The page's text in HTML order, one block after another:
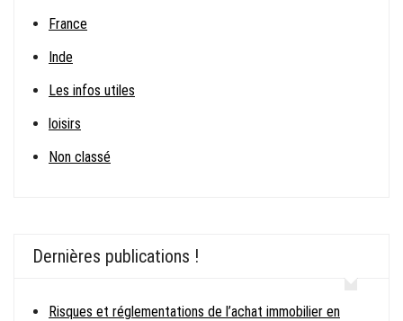
France
Inde
Les infos utiles
loisirs
Non classé
Dernières publications !
Risques et réglementations de l’achat immobilier en